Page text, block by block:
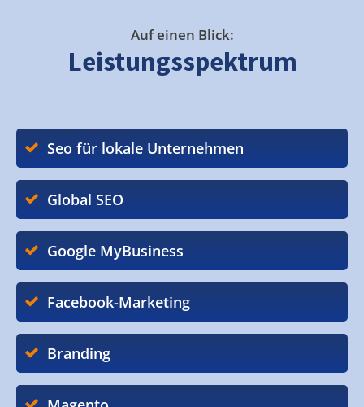
Auf einen Blick:
Leistungsspektrum
Seo für lokale Unternehmen
Global SEO
Google MyBusiness
Facebook-Marketing
Branding